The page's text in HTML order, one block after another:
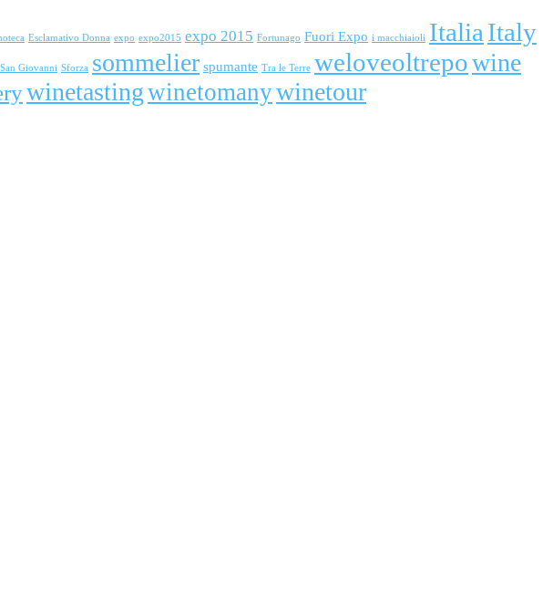
Esclamativo Donna expo expo2015 expo 2015 Fortunago Fuori Expo i macchiaioli Italia Italy
Giovanni Sforza sommelier spumante Tra le Terre weloveoltrepowine
winetastingwinetomanywinetour